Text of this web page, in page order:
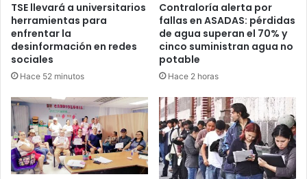
TSE llevará a universitarios
herramientas para
enfrentar la
desinformación en redes
sociales
Hace 52 minutos
Contraloría alerta por
fallas en ASADAS: pérdidas
de agua superan el 70% y
cinco suministran agua no
potable
Hace 2 horas